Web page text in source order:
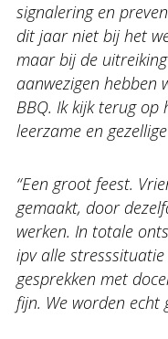
signalering en
dit jaar niet bij het
maar bij de
aanwezigen hebben
BBQ. Ik kijk terug op
leerzame en gezellige
‘‘Een groot feest.
gemaakt, door
werken. In totale
ipv alle
gesprekken met
fijn. We worden echt